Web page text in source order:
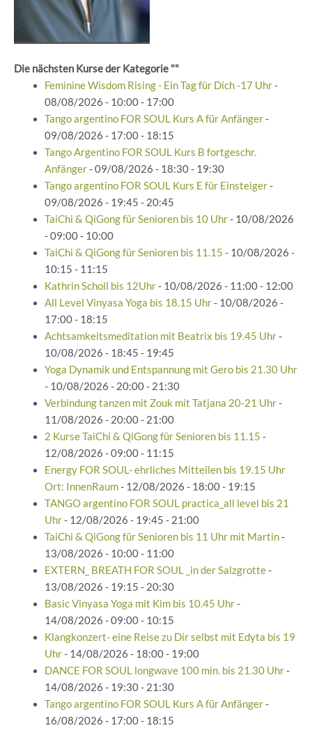
Die nächsten Kurse der Kategorie ""
Feminine Wisdom Rising - Ein Tag für Dich -17 Uhr-
08/08/2026 - 10:00 - 17:00
Tango argentino FOR SOUL Kurs A für Anfänger-
09/08/2026 - 17:00 - 18:15
Tango Argentino FOR SOUL Kurs B fortgeschr.
Anfänger- 09/08/2026 - 18:30 - 19:30
Tango argentino FOR SOUL Kurs E für Einsteiger-
09/08/2026 - 19:45 - 20:45
TaiChi & QiGong für Senioren bis 10 Uhr- 10/08/2026
- 09:00 - 10:00
TaiChi & QiGong für Senioren bis 11.15 - 10/08/2026 -
10:15 - 11:15
Kathrin Scholl bis 12Uhr- 10/08/2026 - 11:00 - 12:00
All Level Vinyasa Yoga bis 18.15 Uhr- 10/08/2026 -
17:00 - 18:15
Achtsamkeitsmeditation mit Beatrix bis 19.45 Uhr-
10/08/2026 - 18:45 - 19:45
Yoga Dynamik und Entspannung mit Gero bis 21.30 Uhr
- 10/08/2026 - 20:00 - 21:30
Verbindung tanzen mit Zouk mit Tatjana 20-21 Uhr-
11/08/2026 - 20:00 - 21:00
2 Kurse TaiChi & QiGong für Senioren bis 11.15 -
12/08/2026 - 09:00 - 11:15
Energy FOR SOUL- ehrliches Mitteilen bis 19.15 Uhr
Ort: InnenRaum- 12/08/2026 - 18:00 - 19:15
TANGO argentino FOR SOUL practica_all level bis 21
Uhr- 12/08/2026 - 19:45 - 21:00
TaiChi & QiGong für Senioren bis 11 Uhr mit Martin-
13/08/2026 - 10:00 - 11:00
EXTERN_ BREATH FOR SOUL _in der Salzgrotte-
13/08/2026 - 19:15 - 20:30
Basic Vinyasa Yoga mit Kim bis 10.45 Uhr-
14/08/2026 - 09:00 - 10:15
Klangkonzert- eine Reise zu Dir selbst mit Edyta bis 19
Uhr- 14/08/2026 - 18:00 - 19:00
DANCE FOR SOUL longwave 100 min. bis 21.30 Uhr-
14/08/2026 - 19:30 - 21:30
Tango argentino FOR SOUL Kurs A für Anfänger-
16/08/2026 - 17:00 - 18:15